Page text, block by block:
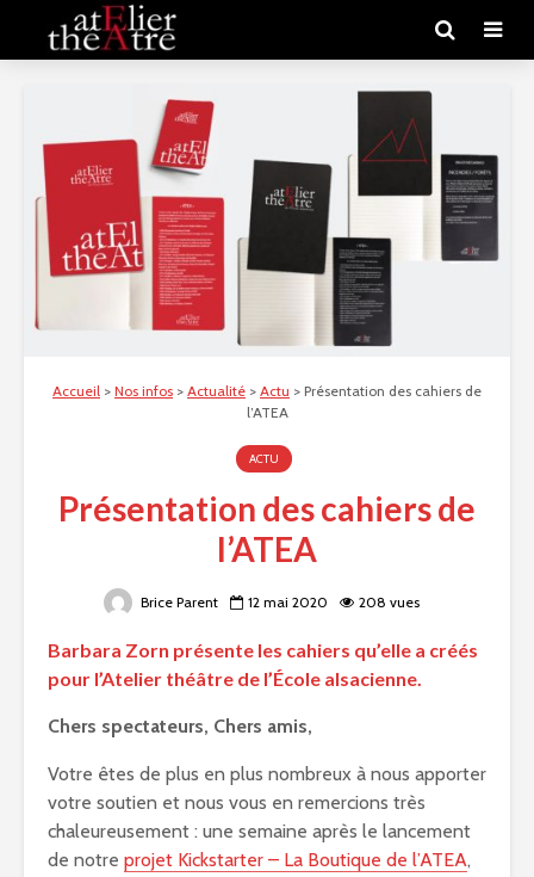
Accueil > Nos infos > Actualité > Actu > Présentation des cahiers de
l’ATEA
ACTU
Présentation des cahiers de
l’ATEA
Brice Parent 12 mai 2020 208 vues
Barbara Zorn présente les cahiers qu’elle a créés
pour l’Atelier théâtre de l’École alsacienne.
Chers spectateurs, Chers amis,
Votre êtes de plus en plus nombreux à nous apporter
votre soutien et nous vous en remercions très
chaleureusement : une semaine après le lancement
de notre projet Kickstarter – La Boutique de l’ATEA,